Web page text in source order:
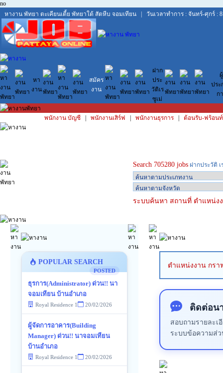
no
หางาน พัทยา ตะเคียนเตี้ย พัทยาใต้ สัตหีบ จอมเทียน | วันเวลาทำการ : จันทร์-ศุกร์ :
หา
งาน
สมัคร
งาน
ฝาก
ประ
วัติเร
ซูเม่
ผู้
ประ
ก
พนักงาน บัญชี พนักงานเสิร์ฟ พนักงานธุรการ ต้อนรับ-ฟร้อนท์
Search 705280 jobs ฝากประวัติ
ระบบค้นหา สถานที่ ตำแหน่ง
POPULAR SEARCH
POSTED
ธุรการ(Administrator) ด่วน!! นา
จอมเทียน บ้านอำเภอ
Royal Residence 1 20/02/2026
ผู้จัดการอาคาร(Building
Manager) ด่วน!! นาจอมเทียน
บ้านอำเภอ
Royal Residence 1 20/02/2026
ตำแหน่งงาน กร
ติดต่อน
สอบถามรายละเ
ระบบข้อความส่